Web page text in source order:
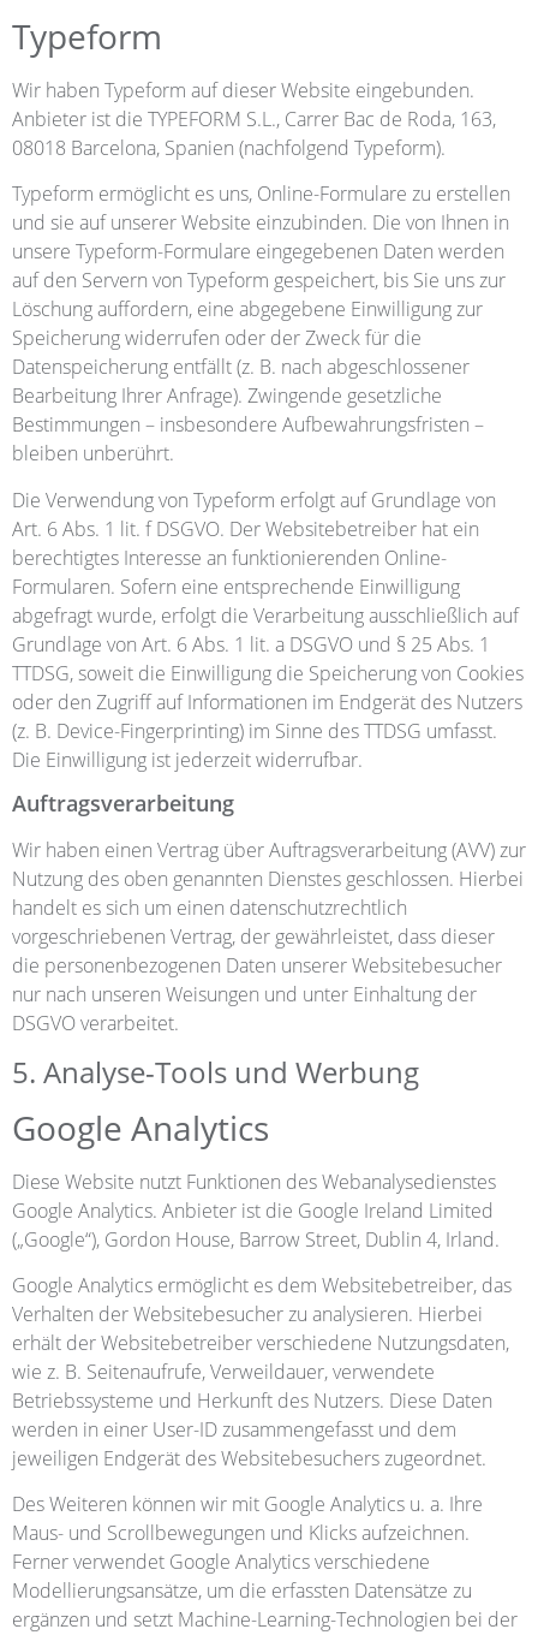
Typeform
Wir haben Typeform auf dieser Website eingebunden.
Anbieter ist die TYPEFORM S.L., Carrer Bac de Roda, 163,
08018 Barcelona, Spanien (nachfolgend Typeform).
Typeform ermöglicht es uns, Online-Formulare zu erstellen
und sie auf unserer Website einzubinden. Die von Ihnen in
unsere Typeform-Formulare eingegebenen Daten werden
auf den Servern von Typeform gespeichert, bis Sie uns zur
Löschung auffordern, eine abgegebene Einwilligung zur
Speicherung widerrufen oder der Zweck für die
Datenspeicherung entfällt (z. B. nach abgeschlossener
Bearbeitung Ihrer Anfrage). Zwingende gesetzliche
Bestimmungen – insbesondere Aufbewahrungsfristen –
bleiben unberührt.
Die Verwendung von Typeform erfolgt auf Grundlage von
Art. 6 Abs. 1 lit. f DSGVO. Der Websitebetreiber hat ein
berechtigtes Interesse an funktionierenden Online-
Formularen. Sofern eine entsprechende Einwilligung
abgefragt wurde, erfolgt die Verarbeitung ausschließlich auf
Grundlage von Art. 6 Abs. 1 lit. a DSGVO und § 25 Abs. 1
TTDSG, soweit die Einwilligung die Speicherung von Cookies
oder den Zugriff auf Informationen im Endgerät des Nutzers
(z. B. Device-Fingerprinting) im Sinne des TTDSG umfasst.
Die Einwilligung ist jederzeit widerrufbar.
Auftragsverarbeitung
Wir haben einen Vertrag über Auftragsverarbeitung (AVV) zur
Nutzung des oben genannten Dienstes geschlossen. Hierbei
handelt es sich um einen datenschutzrechtlich
vorgeschriebenen Vertrag, der gewährleistet, dass dieser
die personenbezogenen Daten unserer Websitebesucher
nur nach unseren Weisungen und unter Einhaltung der
DSGVO verarbeitet.
5. Analyse-Tools und Werbung
Google Analytics
Diese Website nutzt Funktionen des Webanalysedienstes
Google Analytics. Anbieter ist die Google Ireland Limited
(„Google“), Gordon House, Barrow Street, Dublin 4, Irland.
Google Analytics ermöglicht es dem Websitebetreiber, das
Verhalten der Websitebesucher zu analysieren. Hierbei
erhält der Websitebetreiber verschiedene Nutzungsdaten,
wie z. B. Seitenaufrufe, Verweildauer, verwendete
Betriebssysteme und Herkunft des Nutzers. Diese Daten
werden in einer User-ID zusammengefasst und dem
jeweiligen Endgerät des Websitebesuchers zugeordnet.
Des Weiteren können wir mit Google Analytics u. a. Ihre
Maus- und Scrollbewegungen und Klicks aufzeichnen.
Ferner verwendet Google Analytics verschiedene
Modellierungsansätze, um die erfassten Datensätze zu
ergänzen und setzt Machine-Learning-Technologien bei der